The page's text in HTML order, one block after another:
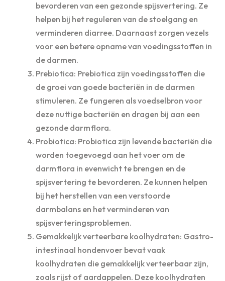
bevorderen van een gezonde spijsvertering. Ze
helpen bij het reguleren van de stoelgang en
verminderen diarree. Daarnaast zorgen vezels
voor een betere opname van voedingsstoffen in
de darmen.
Prebiotica: Prebiotica zijn voedingsstoffen die
de groei van goede bacteriën in de darmen
stimuleren. Ze fungeren als voedselbron voor
deze nuttige bacteriën en dragen bij aan een
gezonde darmflora.
Probiotica: Probiotica zijn levende bacteriën die
worden toegevoegd aan het voer om de
darmflora in evenwicht te brengen en de
spijsvertering te bevorderen. Ze kunnen helpen
bij het herstellen van een verstoorde
darmbalans en het verminderen van
spijsverteringsproblemen.
Gemakkelijk verteerbare koolhydraten: Gastro-
intestinaal hondenvoer bevat vaak
koolhydraten die gemakkelijk verteerbaar zijn,
zoals rijst of aardappelen. Deze koolhydraten